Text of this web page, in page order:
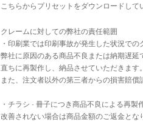
こちらからプリセットをダウンロードし
クレームに対しての弊社の責任範囲
・印刷業では印刷事故が発生した状況で
弊社に原因のある商品不良または納期遅
直ちに再製作し、納品させていただきま
また、注文者以外の第三者からの損害賠
・チラシ · 冊子につき商品不良による再
改善されない場合は商品金額のご返金と